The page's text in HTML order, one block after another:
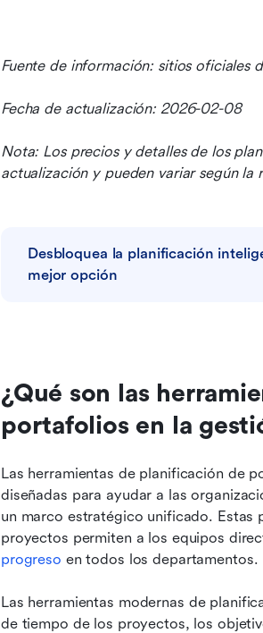
Fuente de información: sitios oficiales
Fecha de actualización: 2026-02-08
Nota: Los precios y detalles de los
actualización y pueden variar según
Desbloquea la planificación
mejor opción
¿Qué son las
portafolios en la
Las herramientas de planificación de
diseñadas para ayudar a las
un marco estratégico unificado.
proyectos permiten a los equipos
progreso en todos los departamentos.
Las herramientas modernas de
de tiempo de los proyectos, los